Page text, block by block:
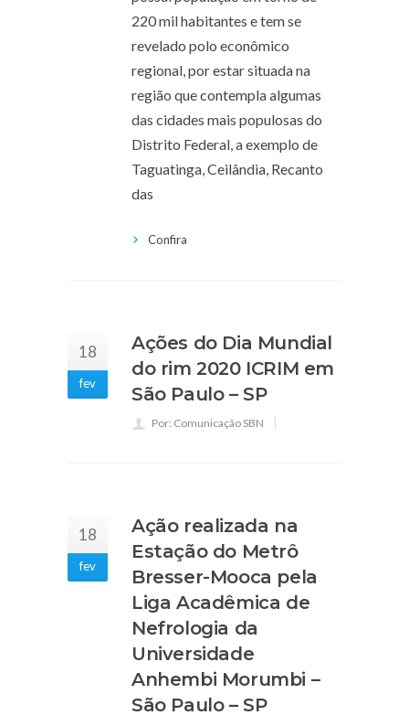
220 mil habitantes e tem se
revelado polo econômico
regional, por estar situada na
região que contempla algumas
das cidades mais populosas do
Distrito Federal, a exemplo de
Taguatinga, Ceilândia, Recanto
das
Confira
18
fev
Ações do Dia Mundial
do rim 2020 ICRIM em
São Paulo – SP
Por: Comunicação SBN
18
fev
Ação realizada na
Estação do Metrô
Bresser-Mooca pela
Liga Acadêmica de
Nefrologia da
Universidade
Anhembi Morumbi –
São Paulo – SP